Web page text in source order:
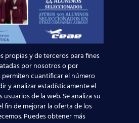
de Vuelo
Auxiliar de Vuel
airbus 350
de Facilitación Aeroportuaria
garantía de éxito
Azafato/a de Vuelo A
aeronáutica Puerta de Europa
propias y de terceros para fines
por nosotros o por
cuantificar el número
y analizar estadísticamente el
de la web. Se analiza su
fin de mejorar la oferta de los
Puedes obtener más